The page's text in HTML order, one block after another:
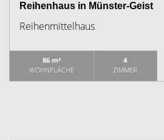
Reihenhaus in Münster-Geist
Reihenmittelhaus
86 m²
WOHNFLÄCHE
4
ZIMMER